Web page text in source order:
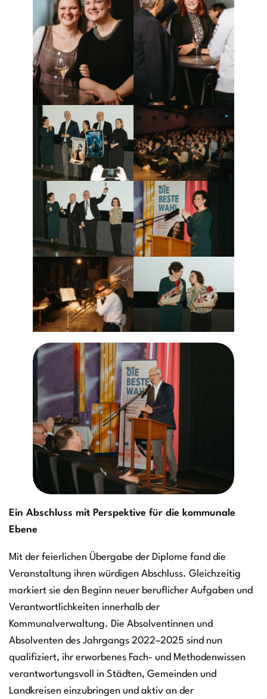
Ein Abschluss mit Perspektive für die kommunale
Ebene
Mit der feierlichen Übergabe der Diplome fand die
Veranstaltung ihren würdigen Abschluss. Gleichzeitig
markiert sie den Beginn neuer beruflicher Aufgaben und
Verantwortlichkeiten innerhalb der
Kommunalverwaltung. Die Absolventinnen und
Absolventen des Jahrgangs 2022–2025 sind nun
qualifiziert, ihr erworbenes Fach- und Methodenwissen
verantwortungsvoll in Städten, Gemeinden und
Landkreisen einzubringen und aktiv an der